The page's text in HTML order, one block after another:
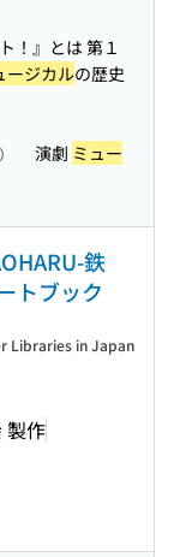
！』とは 第１
ージカルの歴史
演劇 ミュー
鉄
トブック
製作
Libraries in Japan